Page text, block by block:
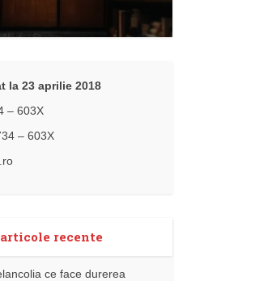
la 23 aprilie 2018
– 603X
– 603X
articole recente
ce face durerea